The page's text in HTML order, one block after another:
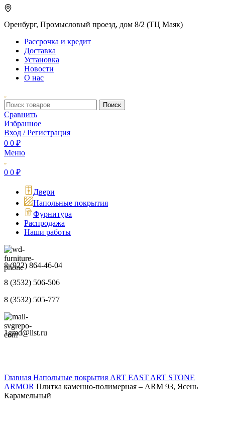
Оренбург, Промысловый проезд, дом 8/2 (ТЦ Маяк)
Рассрочка и кредит
Доставка
Установка
Новости
О нас
Поиск
Сравнить
Избранное
Вход / Регистрация
0 0 ₽
Меню
0 0 ₽
Двери
Напольные покрытия
Фурнитура
Распродажа
Наши работы
8 (922) 864-46-04
8 (3532) 506-506
8 (3532) 505-777
1gmd@list.ru
Главная Напольные покрытия ART EAST ART STONE
ARMOR Плитка каменно-полимерная – ARM 93, Ясень
Карамельный